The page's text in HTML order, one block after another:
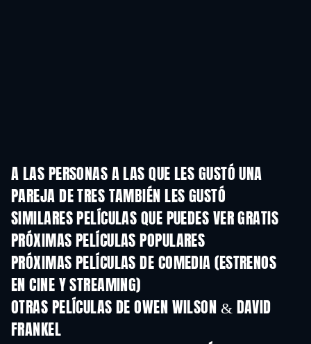
A LAS PERSONAS A LAS QUE LES GUSTÓ UNA
PAREJA DE TRES TAMBIÉN LES GUSTÓ
SIMILARES PELÍCULAS QUE PUEDES VER GRATIS
PRÓXIMAS PELÍCULAS POPULARES
PRÓXIMAS PELÍCULAS DE COMEDIA (ESTRENOS
EN CINE Y STREAMING)
OTRAS PELÍCULAS DE OWEN WILSON & DAVID
FRANKEL